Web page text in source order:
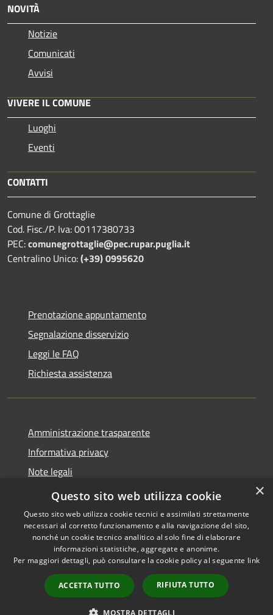
NOVITÀ
Notizie
Comunicati
Avvisi
VIVERE IL COMUNE
Luoghi
Eventi
CONTATTI
Comune di Grottaglie
Cod. Fisc./P. Iva: 00117380733
PEC:comunegrottaglie@pec.rupar.puglia.it
Centralino Unico:(+39) 0995620
Prenotazione appuntamento
Segnalazione disservizio
Leggi le FAQ
Richiesta assistenza
Amministrazione trasparente
Informativa privacy
Note legali
Dichiarazione di accessibilità
Accessibilità
Copyright © 2026 • Comune di
Grottaglie • Powered by
Municipium•
Accesso
redazione
×
Questo sito web utilizza cookie
Questo sito web utilizza cookie tecnici e assimilati strettamente
necessari al corretto funzionamento e alla navigazione del sito,
nonché un cookie tecnico analitico al solo fine di elaborare
informazioni statistiche, aggregate e anonime.
Per maggiori dettagli, può consultare la cookie policy al seguente link
ACCETTA TUTTO RIFIUTA TUTTO
MOSTRA DETTAGLI